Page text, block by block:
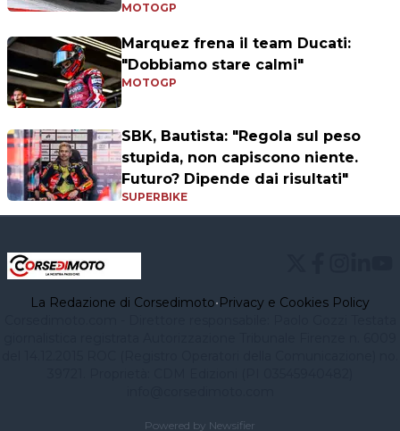
MOTOGP
Marquez frena il team Ducati:
"Dobbiamo stare calmi"
MOTOGP
SBK, Bautista: "Regola sul peso
stupida, non capiscono niente.
Futuro? Dipende dai risultati"
SUPERBIKE
La Redazione di Corsedimoto•Privacy e Cookies Policy
Powered by Newsifier